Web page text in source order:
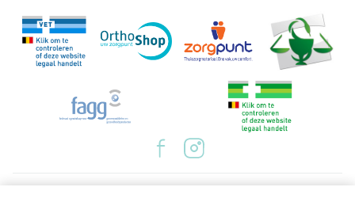
Juridische links